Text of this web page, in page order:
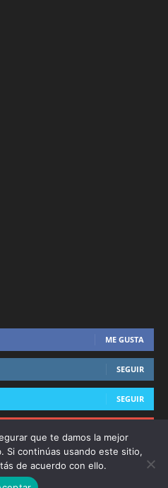
ME GUSTA
SEGUIR
SEGUIR
que te damos la mejor
Si continúas usando este sitio,
de acuerdo con ello.